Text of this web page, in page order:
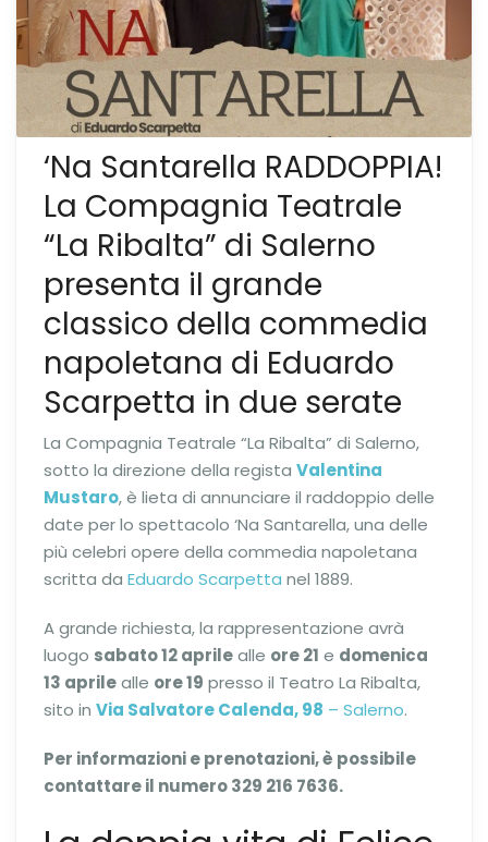
‘Na Santarella RADDOPPIA!
La Compagnia Teatrale
“La Ribalta” di Salerno
presenta il grande
classico della commedia
napoletana di Eduardo
Scarpetta in due serate
La Compagnia Teatrale “La Ribalta” di Salerno,
sotto la direzione della regista Valentina
Mustaro, è lieta di annunciare il raddoppio delle
date per lo spettacolo ‘Na Santarella, una delle
più celebri opere della commedia napoletana
scritta da Eduardo Scarpetta nel 1889.
A grande richiesta, la rappresentazione avrà
luogo sabato 12 aprilealle ore 21 e domenica
13 aprilealle ore 19 presso il Teatro La Ribalta,
sito in Via Salvatore Calenda, 98 – Salerno.
Per informazioni e prenotazioni, è possibile
contattare il numero 329 216 7636.